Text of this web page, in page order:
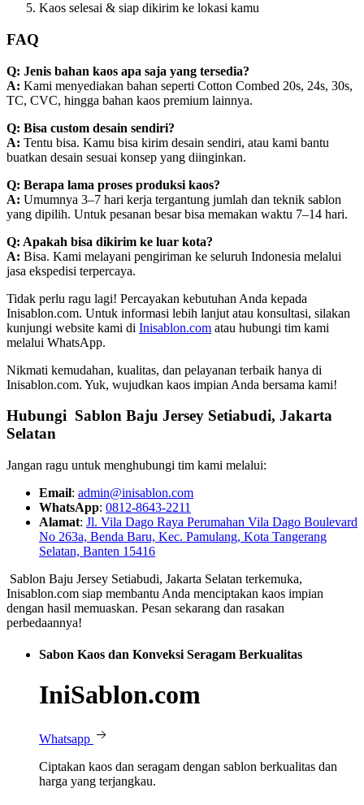
Kaos selesai & siap dikirim ke lokasi kamu
FAQ
Q: Jenis bahan kaos apa saja yang tersedia?
A: Kami menyediakan bahan seperti Cotton Combed 20s, 24s, 30s,
TC, CVC, hingga bahan kaos premium lainnya.
Q: Bisa custom desain sendiri?
A: Tentu bisa. Kamu bisa kirim desain sendiri, atau kami bantu
buatkan desain sesuai konsep yang diinginkan.
Q: Berapa lama proses produksi kaos?
A: Umumnya 3–7 hari kerja tergantung jumlah dan teknik sablon
yang dipilih. Untuk pesanan besar bisa memakan waktu 7–14 hari.
Q: Apakah bisa dikirim ke luar kota?
A: Bisa. Kami melayani pengiriman ke seluruh Indonesia melalui
jasa ekspedisi terpercaya.
Tidak perlu ragu lagi! Percayakan kebutuhan Anda kepada
Inisablon.com. Untuk informasi lebih lanjut atau konsultasi, silakan
kunjungi website kami di Inisablon.com atau hubungi tim kami
melalui WhatsApp.
Nikmati kemudahan, kualitas, dan pelayanan terbaik hanya di
Inisablon.com. Yuk, wujudkan kaos impian Anda bersama kami!
Hubungi Sablon Baju Jersey Setiabudi, Jakarta
Selatan
Jangan ragu untuk menghubungi tim kami melalui:
Email: admin@inisablon.com
WhatsApp: 0812-8643-2211
Alamat: Jl. Vila Dago Raya Perumahan Vila Dago Boulevard
No 263a, Benda Baru, Kec. Pamulang, Kota Tangerang
Selatan, Banten 15416
Sablon Baju Jersey Setiabudi, Jakarta Selatan terkemuka,
Inisablon.com siap membantu Anda menciptakan kaos impian
dengan hasil memuaskan. Pesan sekarang dan rasakan
perbedaannya!
Sabon Kaos dan Konveksi Seragam Berkualitas
IniSablon.com
Whatsapp
Ciptakan kaos dan seragam dengan sablon berkualitas dan
harga yang terjangkau.